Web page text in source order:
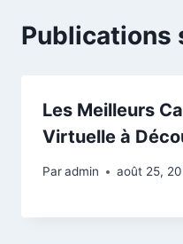
Publications
Les Meilleurs
Virtuelle à
Paradmin août 25,